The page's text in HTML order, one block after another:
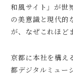
和風サイト」が世
の美意識と現代的
が、なぜこれほど
京都に本社を構え
都デジタルミュー